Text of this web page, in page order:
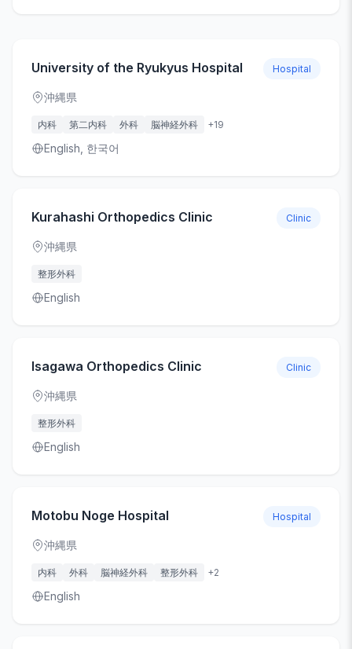
University of the Ryukyus Hospital Hospital
沖縄県
内科 第二内科 外科 脳神経外科 +19
English, 한국어
Kurahashi Orthopedics Clinic Clinic
沖縄県
整形外科
English
Isagawa Orthopedics Clinic Clinic
沖縄県
整形外科
English
Motobu Noge Hospital Hospital
沖縄県
内科 外科 脳神経外科 整形外科 +2
English